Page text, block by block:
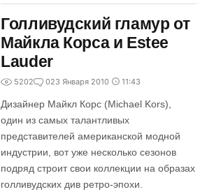
Голливудский гламур от
Майкла Корса и Estee
Lauder
5202 023 Января 2010 11:43
Дизайнер Майкл Корс (Michael Kors),
один из самых талантливых
представителей американской модной
индустрии, вот уже несколько сезонов
подряд строит свои коллекции на образах
голливудских див ретро-эпохи.